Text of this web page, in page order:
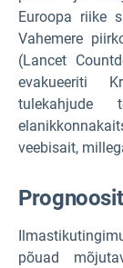
Euroopa riike
Vahemere
(Lancet
evakueeriti
tulekahjude
veebisait,
põuad